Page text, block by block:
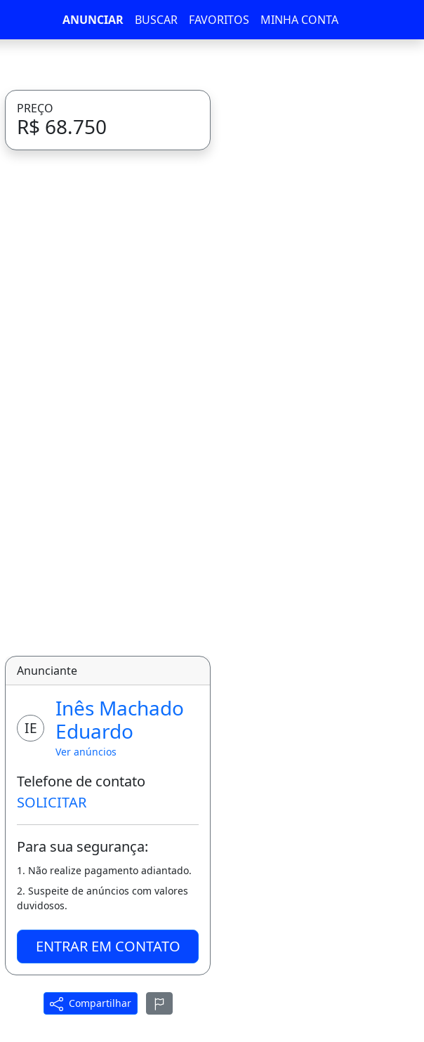
ANUNCIAR BUSCAR FAVORITOS MINHA CONTA
PREÇO
R$ 68.750
Anunciante
IE
Inês Machado
Eduardo
Ver anúncios
Telefone de contato
SOLICITAR
Para sua segurança:
1. Não realize pagamento adiantado.
2. Suspeite de anúncios com valores
duvidosos.
ENTRAR EM CONTATO
Compartilhar